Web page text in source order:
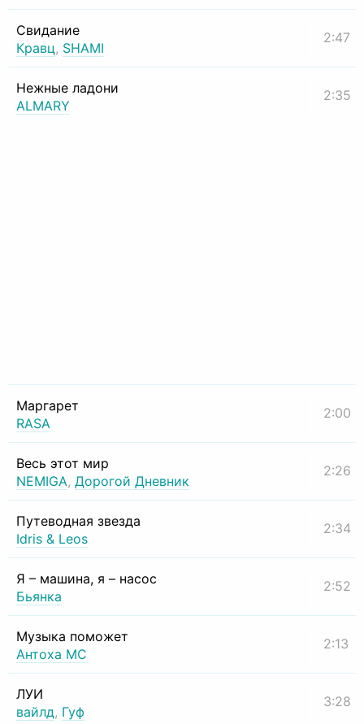
Свидание
Кравц, SHAMI
2:47
Нежные ладони
ALMARY
2:35
Маргарет
RASA
2:00
Весь этот мир
NEMIGA, Дорогой Дневник
2:26
Путеводная звезда
Idris & Leos
2:34
Я – машина, я – насос
Бьянка
2:52
Музыка поможет
Антоха МС
2:13
ЛУИ
вайлд, Гуф
3:28